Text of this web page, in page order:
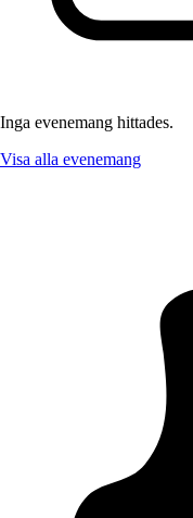
Inga evenemang hittades.
Visa alla evenemang